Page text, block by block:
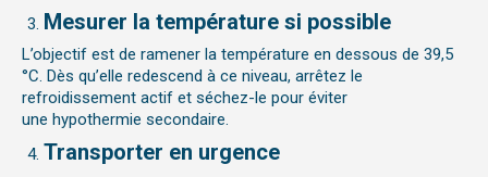
Mesurer la température si possible
L’objectif est de ramener la température en dessous de 39,5
°C. Dès qu’elle redescend à ce niveau, arrêtez le
refroidissement actif et séchez-le pour éviter
une hypothermie secondaire.
Transporter en urgence